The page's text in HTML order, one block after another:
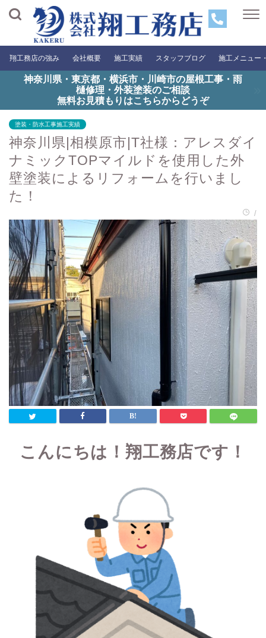
翔工務店の強み 会社概要 施工実績 スタッフブログ 施工メニュー
神奈川県・東京都・横浜市・川崎市の屋根工事・雨
樋修理・外装塗装のご相談
無料お見積もりはこちらからどうぞ
塗装・防水工事施工実績
神奈川県|相模原市|T社様：アレスダイ
ナミックTOPマイルドを使用した外
壁塗装によるリフォームを行いまし
た！
/
こんにちは！翔工務店です！